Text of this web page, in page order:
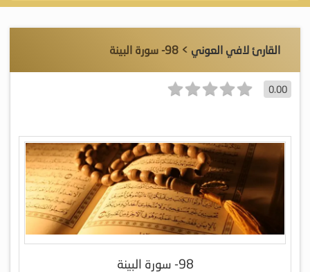
القارئ لافي العوني > 98- سورة البينة
0.00
98- سورة البينة